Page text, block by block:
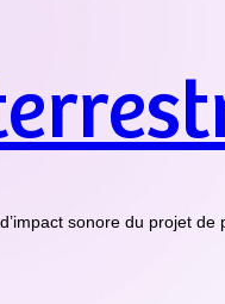
sonore du projet